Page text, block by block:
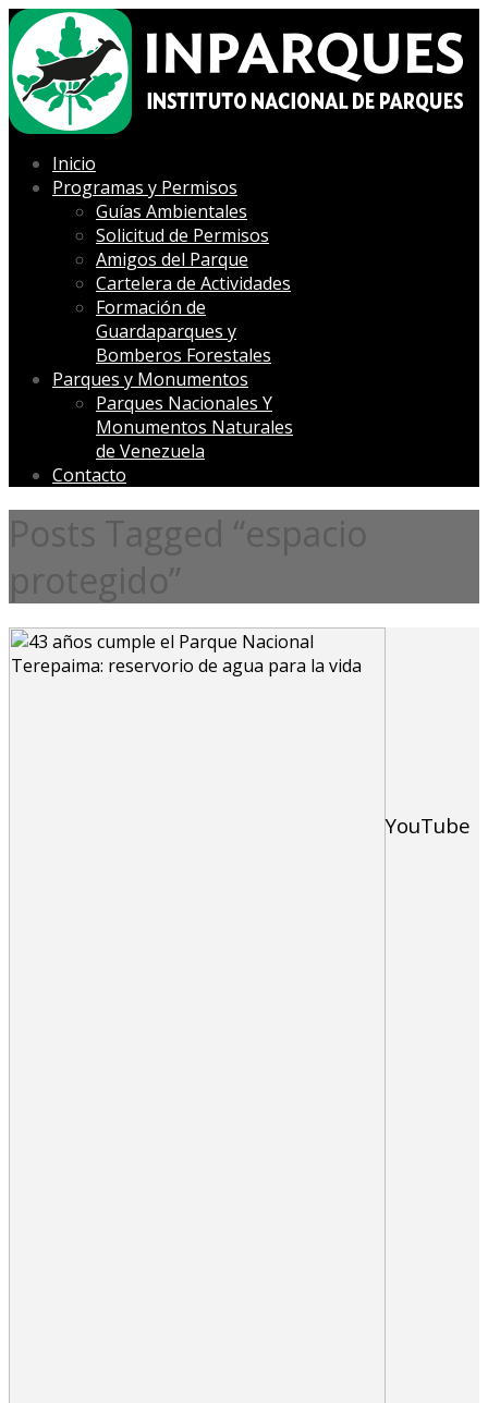
Inicio
Programas y Permisos
Guías Ambientales
Solicitud de Permisos
Amigos del Parque
Cartelera de Actividades
Formación de
Guardaparques y
Bomberos Forestales
Parques y Monumentos
Parques Nacionales Y
Monumentos Naturales
de Venezuela
Contacto
Posts Tagged “espacio
protegido”
YouTube